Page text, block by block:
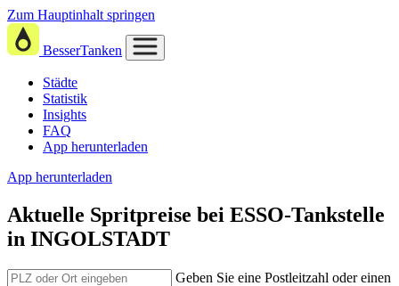
Zum Hauptinhalt springen
BesserTanken
Städte
Statistik
Insights
FAQ
App herunterladen
App herunterladen
Aktuelle Spritpreise bei ESSO-Tankstelle
in INGOLSTADT
Geben Sie eine Postleitzahl oder einen